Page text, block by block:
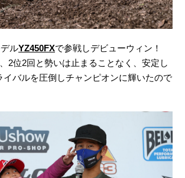
ルYZ450FXで参戦しデビューウィン！
2位2回と勢いは止まることなく、安定し
イバルを圧倒しチャンピオンに輝いたので